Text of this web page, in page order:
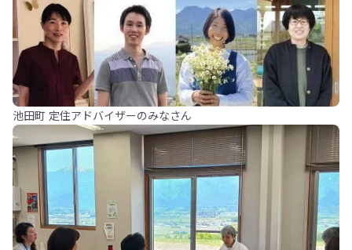
池田町 定住アドバイザーのみなさん